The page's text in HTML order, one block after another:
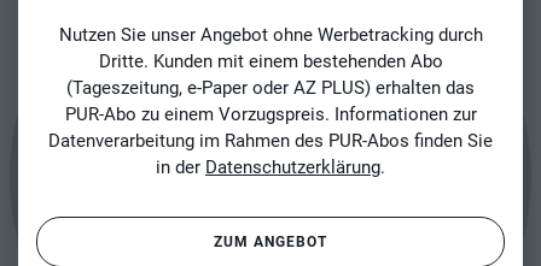
Nutzen Sie unser Angebot ohne Werbetracking durch
Dritte. Kunden mit einem bestehenden Abo
(Tageszeitung, e-Paper oder AZ PLUS) erhalten das
PUR-Abo zu einem Vorzugspreis. Informationen zur
Datenverarbeitung im Rahmen des PUR-Abos finden Sie
in der Datenschutzerklärung.
ZUM ANGEBOT